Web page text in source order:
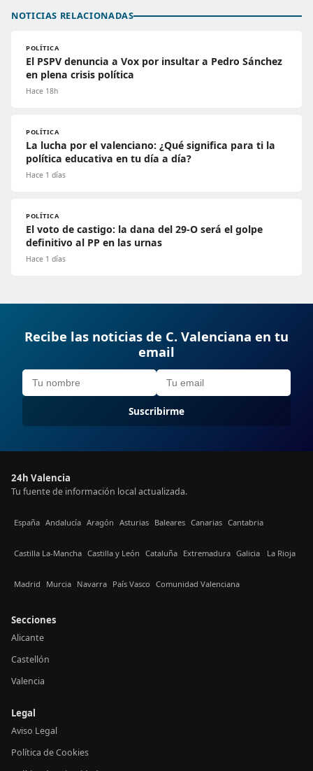
NOTICIAS RELACIONADAS
POLÍTICA
El PSPV denuncia a Vox por insultar a Pedro Sánchez
en plena crisis política
Hace 18h
POLÍTICA
La lucha por el valenciano: ¿Qué significa para ti la
política educativa en tu día a día?
Hace 1 días
POLÍTICA
El voto de castigo: la dana del 29-O será el golpe
definitivo al PP en las urnas
Hace 1 días
Recibe las noticias de C. Valenciana en tu
email
Suscribirme
24h Valencia
Tu fuente de información local actualizada.
España Andalucía Aragón Asturias Baleares Canarias Cantabria
Castilla La-Mancha Castilla y León Cataluña Extremadura Galicia La Rioja
Madrid Murcia Navarra País Vasco Comunidad Valenciana
Secciones
Alicante
Castellón
Valencia
Legal
Aviso Legal
Política de Cookies